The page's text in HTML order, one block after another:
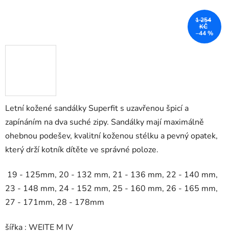
Letní kožené sandálky Superfit s uzavřenou špicí a
zapínáním na dva suché zipy. Sandálky mají maximálně
ohebnou podešev, kvalitní koženou stélku a pevný opatek,
který drží kotník dítěte ve správné poloze.
19 - 125mm, 20 - 132 mm, 21 - 136 mm, 22 - 140 mm,
23 - 148 mm, 24 - 152 mm, 25 - 160 mm, 26 - 165 mm,
27 - 171mm, 28 - 178mm
šířka : WEITE M IV
1 254
KČ
–44 %